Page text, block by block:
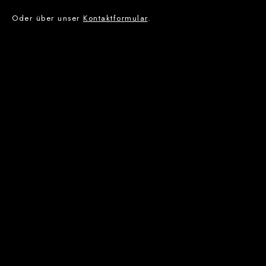
Oder über unser Kontaktformular.